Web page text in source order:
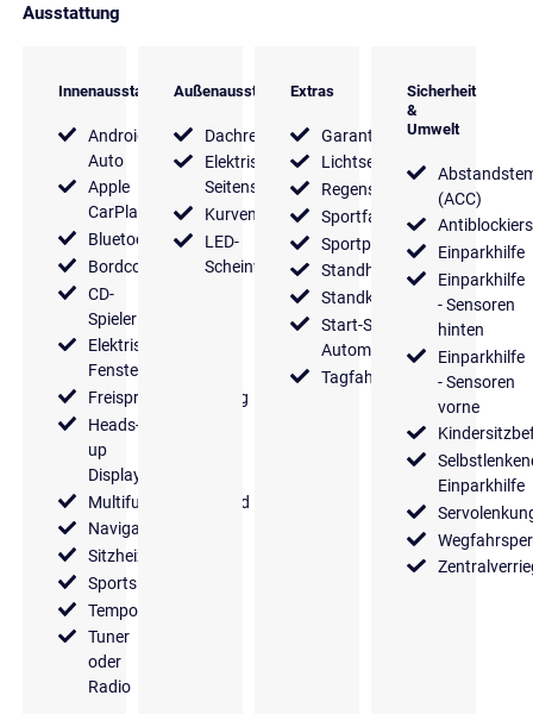
Ausstattung
Innenausstattung
Android
Auto
Apple
CarPlay
Bluetooth
Bordcomputer
CD-
Spieler
Elektrische
Fensterheber
Freisprecheinrichtung
Heads-
up
Display
Multifunktionslenkrad
Navigationssystem
Sitzheizung
Sportsitze
Tempomat
Tuner
oder
Radio
Außenausstattung
Dachreling
Elektrische
Seitenspiegel
Kurvenlicht
LED-
Scheinwerfer
Extras
Garantie
Lichtsensor
Regensensor
Sportfahrwerk
Sportpaket
Standheizung
Standklimaanlage
Start-Stop
Automatik
Tagfahrlicht
Sicherheit
&
Umwelt
(ACC)
Einparkhilfe
Einparkhilfe
- Sensoren
hinten
Einparkhilfe
- Sensoren
vorne
Einparkhilfe